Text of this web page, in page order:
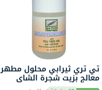
تي تري ثيرابي محلول مطهر
معالج بزيت شجرة الشاي
والخزامى 118 مل